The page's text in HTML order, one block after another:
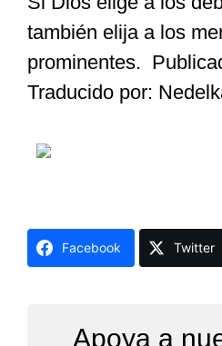
también elija a los
prominentes.
Traducido por:
Facebook Twitter
Apoya a